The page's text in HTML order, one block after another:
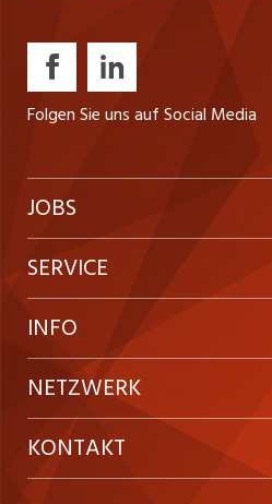
Folgen Sie uns auf Social Media
JOBS
Jobabo abonnieren
Neue Stellen
Festanstellungen
Temporäre Jobs
SERVICE
Kundenlogin
Inserieren
Firmen
Personalvermittler
INFO
Preise und Leistungen
AGB
Datenschutzerklärung
NETZWERK
ostjob.ch
KONTAKT